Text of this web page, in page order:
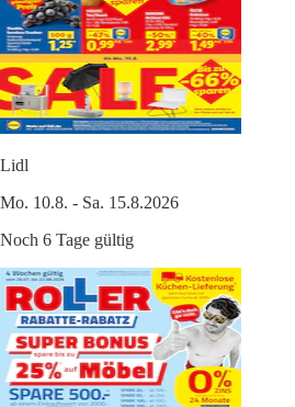
Lidl
Mo. 10.8. - Sa. 15.8.2026
Noch 6 Tage gültig